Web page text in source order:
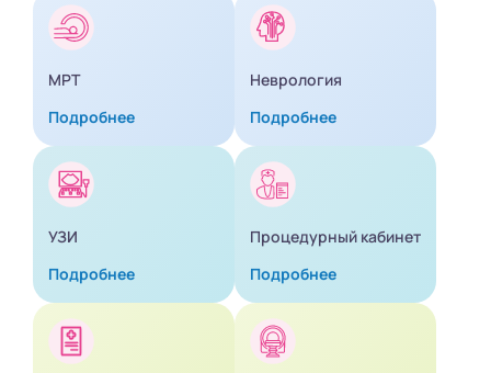
МРТ
Подробнее
Неврология
Подробнее
УЗИ
Подробнее
Процедурный кабинет
Подробнее